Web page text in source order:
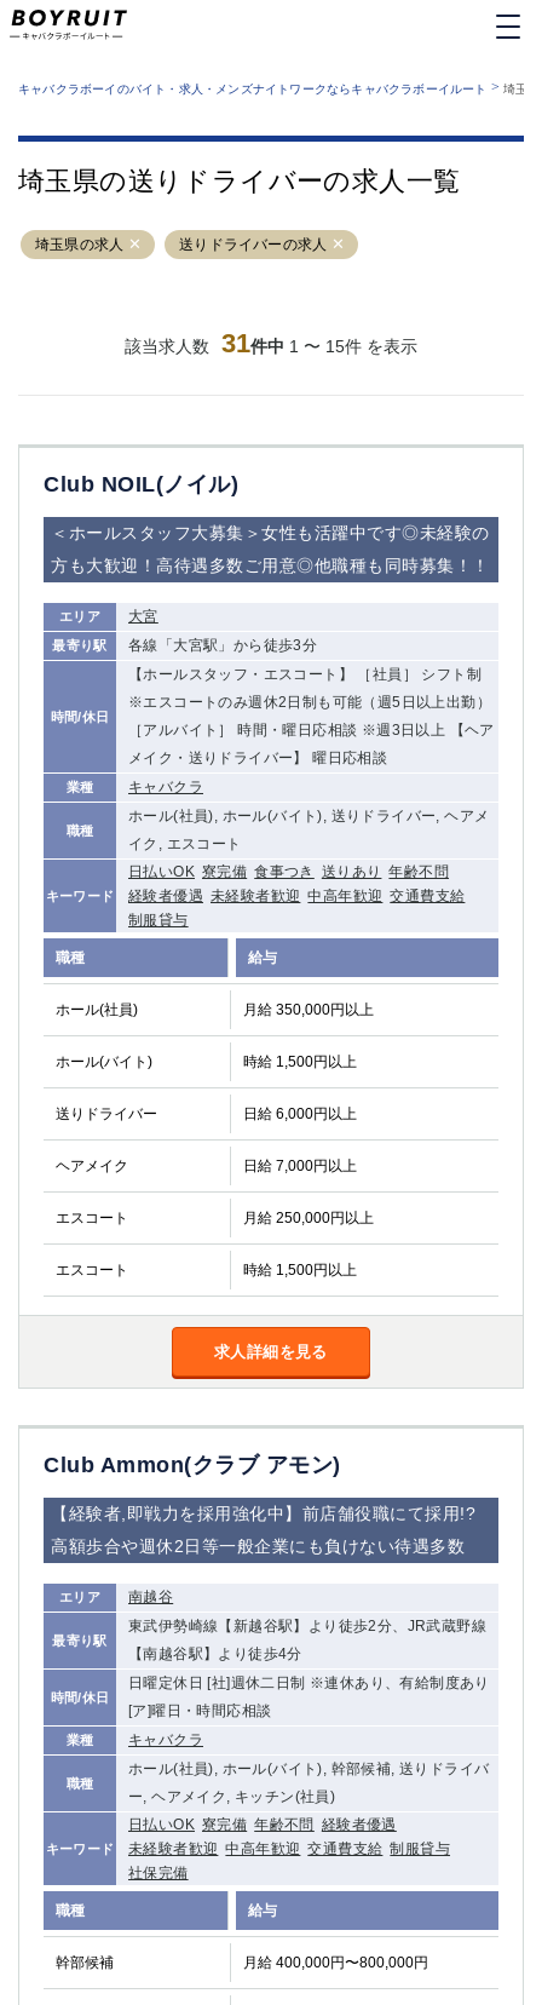
業種から探す
運営者情報
サイトマップ
キャバクラボーイのバイト・求人・メンズナイトワークならキャバクラボーイルート > 埼玉
埼玉県の送りドライバーの求人一覧
埼玉県の求人 送りドライバーの求人
該当求人数 31件中 1 〜 15件 を表示
Club NOIL(ノイル)
＜ホールスタッフ大募集＞女性も活躍中です◎未経験の
方も大歓迎！高待遇多数ご用意◎他職種も同時募集！！
エリア 大宮
最寄り駅 各線「大宮駅」から徒歩3分
時間/休日
【ホールスタッフ・エスコート】 ［社員］ シフト制
※エスコートのみ週休2日制も可能（週5日以上出勤）
［アルバイト］ 時間・曜日応相談 ※週3日以上 【ヘア
メイク・送りドライバー】 曜日応相談
業種 キャバクラ
職種
ホール(社員), ホール(バイト), 送りドライバー, ヘアメ
イク, エスコート
キーワード
日払いOK 寮完備 食事つき 送りあり
年齢不問
経験者優遇 未経験者歓迎 中高年歓迎 交通費支給
制服貸与
職種 給与
ホール(社員) 月給 350,000円以上
ホール(バイト) 時給 1,500円以上
送りドライバー 日給 6,000円以上
ヘアメイク 日給 7,000円以上
エスコート 月給 250,000円以上
エスコート 時給 1,500円以上
求人詳細を見る
Club Ammon(クラブ アモン)
【経験者,即戦力を採用強化中】前店舗役職にて採用!?
高額歩合や週休2日等一般企業にも負けない待遇多数
エリア 南越谷
最寄り駅
東武伊勢崎線【新越谷駅】より徒歩2分、JR武蔵野線
【南越谷駅】より徒歩4分
時間/休日
日曜定休日 [社]週休二日制 ※連休あり、有給制度あり
[ア]曜日・時間応相談
業種 キャバクラ
職種
ホール(社員), ホール(バイト), 幹部候補, 送りドライバ
ー, ヘアメイク, キッチン(社員)
キーワード
日払いOK 寮完備 年齢不問 経験者優遇
未経験者歓迎 中高年歓迎 交通費支給 制服貸与
社保完備
職種 給与
幹部候補 月給 400,000円〜800,000円
六本木
池袋
吉祥寺
練馬
恵比寿
蒲田
①六本木 ②西麻布
大山
赤羽
品川
蒲田東口
立川（南口）
新宿
西葛西
葛西
中目黒
ひばりヶ丘（北口）
学芸大学
吉祥寺（南口／公園口）
自由が丘
吉祥寺（北口／東口）
下北沢・経堂
金町（北口）
成増駅徒歩3分の好立地！
三軒茶屋（南口）
①歌舞伎町 ②新宿 ③新宿三丁目 ④西
①歌舞伎町 ②新宿 ③西部新宿 ③東新宿
①歌舞伎町 ②新宿
①銀座 ②新橋
錦糸町(南口)
蒲田(西口)
清瀬（南口）
①東武練馬 ②成増・板橋 ③大山 ②池袋
池袋東口
金町
大井町
大泉学園
下赤塚
三鷹
荻窪
浅草
新小岩
幡ヶ谷
祖師ヶ谷大蔵
小岩
神奈川県
関内
横浜
川崎
溝の口
藤沢
平塚
武蔵小杉
横浜・桜木町
関内・馬車道・日ノ出町 武蔵新城
茅ヶ崎
戸塚
たまプラーザ
大船
横須賀
埼玉県
大宮
南越谷
志木
川越
草加
南浦和
所沢
熊谷